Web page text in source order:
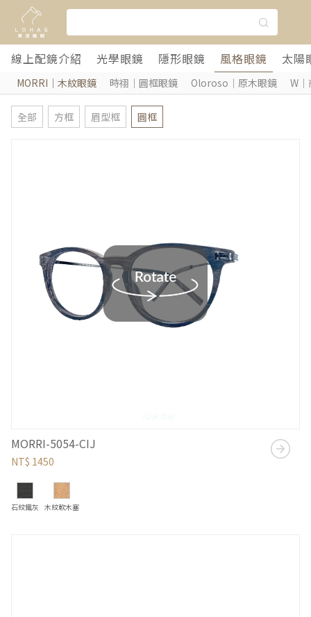
線上配鏡介紹 光學眼鏡 隱形眼鏡 風格眼鏡 太陽
MORRI｜木紋眼鏡 時祤｜圓框眼鏡 Oloroso｜原木眼鏡 W
全部 方框 眉型框 圓框
MORRI-5054-CIJ
NT$ 1450
石紋鐵灰 木紋軟木塞